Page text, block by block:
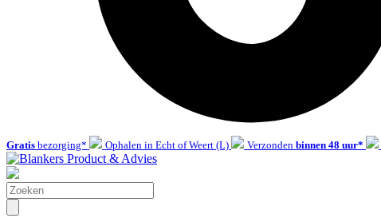
Gratis bezorging* Ophalen in Echt of Weert (L) Verzonden binnen 48 uur*